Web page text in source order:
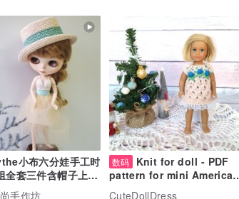
小布六分娃手工时
全套三件含帽子上衣
手作坊
数码
Knit for doll - PDF
pattern for mini American
girl doll - mini AG clothes
CuteDollDress